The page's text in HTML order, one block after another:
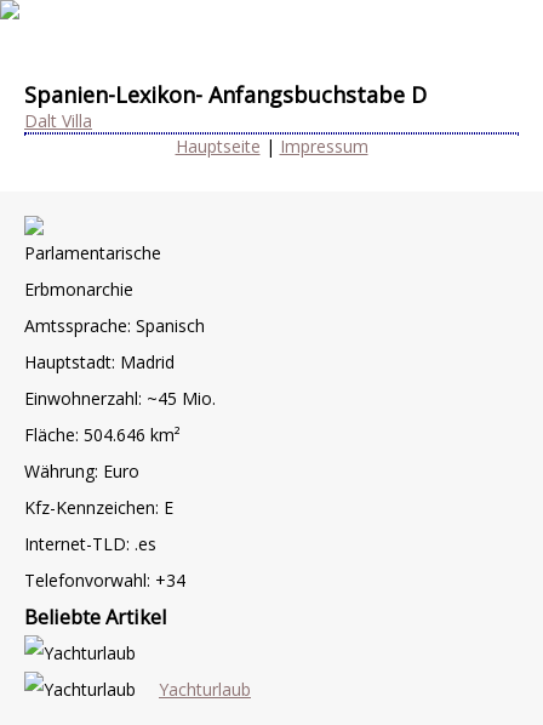
Spanien-Lexikon- Anfangsbuchstabe D
Dalt Villa
Hauptseite | Impressum
Parlamentarische
Erbmonarchie
Amtssprache: Spanisch
Hauptstadt: Madrid
Einwohnerzahl: ~45 Mio.
Fläche: 504.646 km²
Währung: Euro
Kfz-Kennzeichen: E
Internet-TLD: .es
Telefonvorwahl: +34
Beliebte Artikel
Yachturlaub